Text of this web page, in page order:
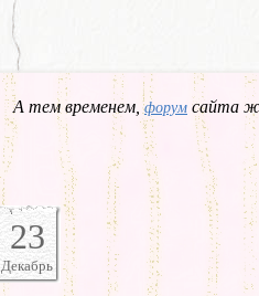
А тем временем,форум сайта
23
Декабрь